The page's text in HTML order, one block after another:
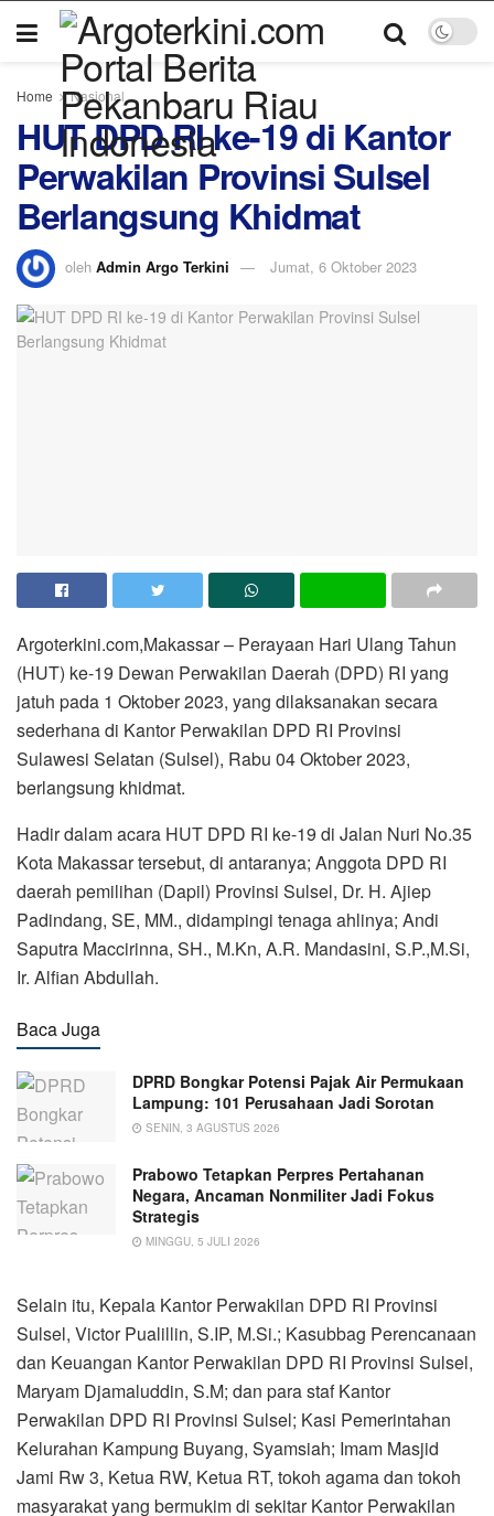
Home Nasional
HUT DPD RI ke-19 di Kantor
Perwakilan Provinsi Sulsel
Berlangsung Khidmat
oleh Admin Argo Terkini Jumat, 6 Oktober 2023
Argoterkini.com,Makassar – Perayaan Hari Ulang Tahun
(HUT) ke-19 Dewan Perwakilan Daerah (DPD) RI yang
jatuh pada 1 Oktober 2023, yang dilaksanakan secara
sederhana di Kantor Perwakilan DPD RI Provinsi
Sulawesi Selatan (Sulsel), Rabu 04 Oktober 2023,
berlangsung khidmat.
Hadir dalam acara HUT DPD RI ke-19 di Jalan Nuri No.35
Kota Makassar tersebut, di antaranya; Anggota DPD RI
daerah pemilihan (Dapil) Provinsi Sulsel, Dr. H. Ajiep
Padindang, SE, MM., didampingi tenaga ahlinya; Andi
Saputra Maccirinna, SH., M.Kn, A.R. Mandasini, S.P.,M.Si,
Ir. Alfian Abdullah.
Baca Juga
DPRD Bongkar Potensi Pajak Air Permukaan
Lampung: 101 Perusahaan Jadi Sorotan
SENIN, 3 AGUSTUS 2026
Prabowo Tetapkan Perpres Pertahanan
Negara, Ancaman Nonmiliter Jadi Fokus
Strategis
MINGGU, 5 JULI 2026
Selain itu, Kepala Kantor Perwakilan DPD RI Provinsi
Sulsel, Victor Pualillin, S.IP, M.Si.; Kasubbag Perencanaan
dan Keuangan Kantor Perwakilan DPD RI Provinsi Sulsel,
Maryam Djamaluddin, S.M; dan para staf Kantor
Perwakilan DPD RI Provinsi Sulsel; Kasi Pemerintahan
Kelurahan Kampung Buyang, Syamsiah; Imam Masjid
Jami Rw 3, Ketua RW, Ketua RT, tokoh agama dan tokoh
masyarakat yang bermukim di sekitar Kantor Perwakilan